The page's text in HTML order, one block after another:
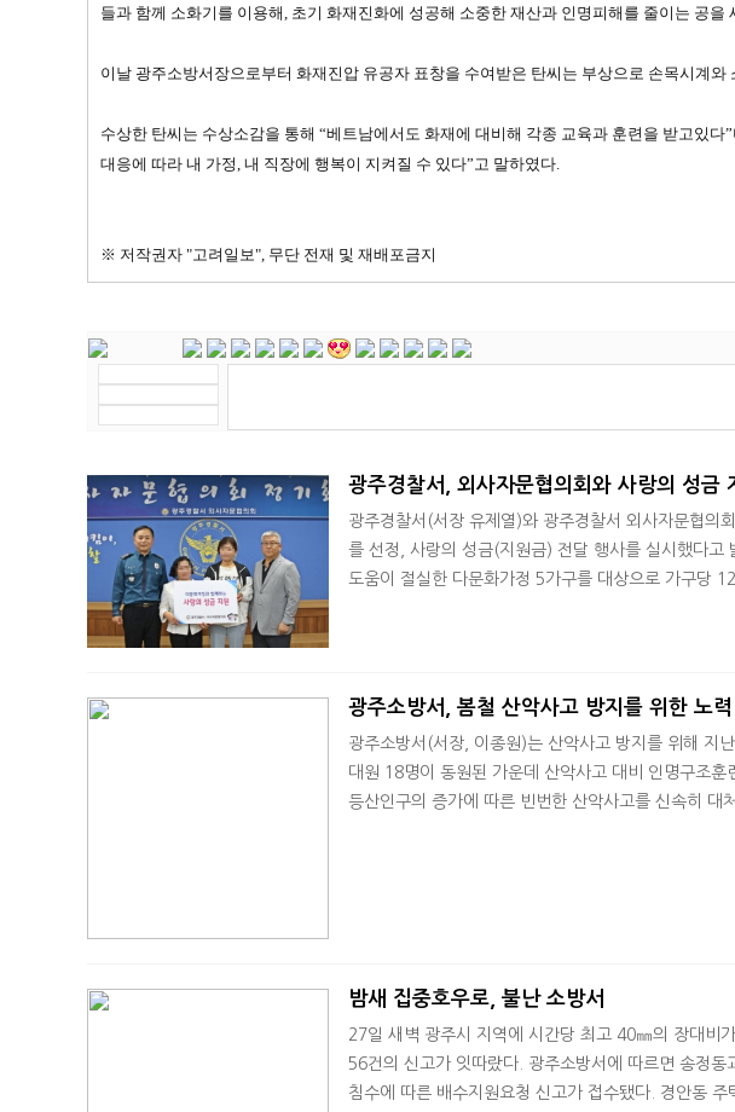
들과 함께 소화기를 이용해, 초기 화재진화에 성공해 소중한 재산과 인명피해를 줄이는 공을
이날 광주소방서장으로부터 화재진압 유공자 표창을 수여받은 탄씨는 부상으로 손목시계와
수상한 탄씨는 수상소감을 통해 “베트남에서도 화재에 대비해 각종 교육과 훈련을 받고있다
대응에 따라 내 가정, 내 직장에 행복이 지켜질 수 있다”고 말하였다.
※ 저작권자 "고려일보", 무단 전재 및 재배포금지
광주경찰서, 외사자문협의회와 사랑의 성금
광주경찰서(서장 유제열)와 광주경찰서 외사자문협의
를 선정, 사랑의 성금(지원금) 전달 행사를 실시했다
도움이 절실한 다문화가정 5가구를 대상으로 가구당
광주소방서, 봄철 산악사고 방지를 위한 노력
광주소방서(서장, 이종원)는 산악사고 방지를 위해 지
대원 18명이 동원된 가운데 산악사고 대비 인명구조
등산인구의 증가에 따른 빈번한 산악사고를 신속히 대
밤새 집중호우로, 불난 소방서
27일 새벽 광주시 지역에 시간당 최고 40㎜의 장대비
56건의 신고가 잇따랐다. 광주소방서에 따르면 송정
침수에 따른 배수지원요청 신고가 접수됐다. 경안동 주